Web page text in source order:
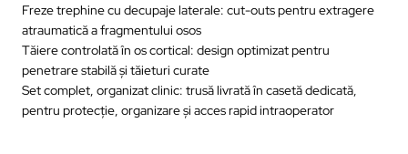
Freze trephine cu decupaje laterale: cut-outs pentru extragere
atraumatică a fragmentului osos
Tăiere controlată în os cortical: design optimizat pentru
penetrare stabilă și tăieturi curate
Set complet, organizat clinic: trusă livrată în casetă dedicată,
pentru protecție, organizare și acces rapid intraoperator